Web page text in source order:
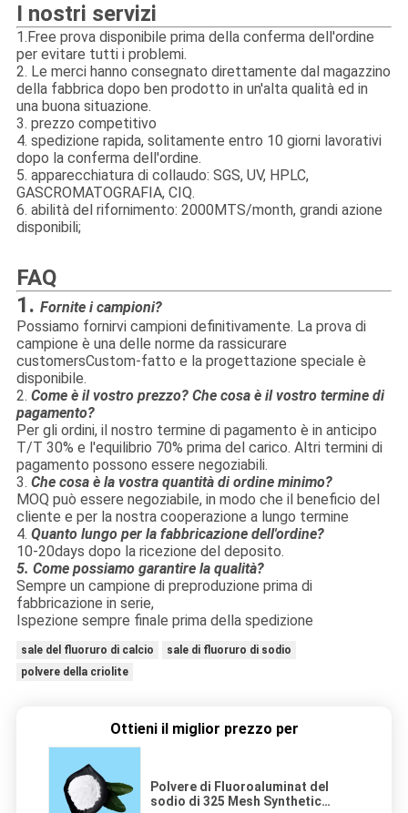
I nostri servizi
1.Free prova disponibile prima della conferma dell'ordine
per evitare tutti i problemi.
2. Le merci hanno consegnato direttamente dal magazzino
della fabbrica dopo ben prodotto in un'alta qualità ed in
una buona situazione.
3. prezzo competitivo
4. spedizione rapida, solitamente entro 10 giorni lavorativi
dopo la conferma dell'ordine.
5. apparecchiatura di collaudo: SGS, UV, HPLC,
GASCROMATOGRAFIA, CIQ.
6. abilità del rifornimento: 2000MTS/month, grandi azione
disponibili;
FAQ
1. Fornite i campioni?
Possiamo fornirvi campioni definitivamente. La prova di
campione è una delle norme da rassicurare
customersCustom-fatto e la progettazione speciale è
disponibile.
2. Come è il vostro prezzo? Che cosa è il vostro termine di
pagamento?
Per gli ordini, il nostro termine di pagamento è in anticipo
T/T 30% e l'equilibrio 70% prima del carico. Altri termini di
pagamento possono essere negoziabili.
3. Che cosa è la vostra quantità di ordine minimo?
MOQ può essere negoziabile, in modo che il beneficio del
cliente e per la nostra cooperazione a lungo termine
4. Quanto lungo per la fabbricazione dell'ordine?
10-20days dopo la ricezione del deposito.
5. Come possiamo garantire la qualità?
Sempre un campione di preproduzione prima di
fabbricazione in serie,
Ispezione sempre finale prima della spedizione
sale del fluoruro di calcio
sale di fluoruro di sodio
polvere della criolite
Ottieni il miglior prezzo per
Polvere di Fluoroaluminat del
sodio di 325 Mesh Synthetic